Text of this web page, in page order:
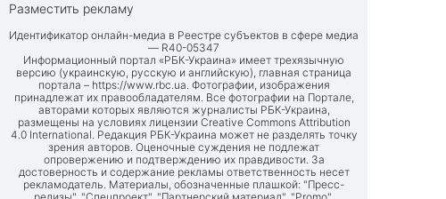
Разместить рекламу
Идентификатор онлайн-медиа в Реестре субъектов в сфере медиа
— R40-05347
Информационный портал «РБК-Украина» имеет трехязычную
версию (украинскую, русскую и английскую), главная страница
портала – https://www.rbc.ua. Фотографии, изображения
принадлежат их правообладателям. Все фотографии на Портале,
авторами которых являются журналисты РБК-Украина,
размещены на условиях лицензии Creative Commons Attribution
4.0 International. Редакция РБК-Украина может не разделять точку
зрения авторов. Оценочные суждения не подлежат
опровержению и подтверждению их правдивости. За
достоверность и содержание рекламы ответственность несет
рекламодатель. Материалы, обозначенные плашкой: "Пресс-